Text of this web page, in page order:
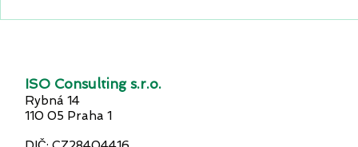
konkurenční výhodou
ISO Consulting s.r.o.
Rybná 14
110 05 Praha 1